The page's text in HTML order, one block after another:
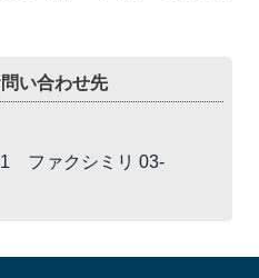
い合わせ先
ファクシミリ 03-